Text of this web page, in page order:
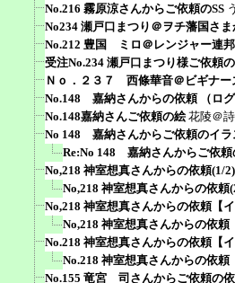
No.216 霧原涼さんからご依頼のSS
No234 瀬戸口まつり＠ヲチ藩国さ
No.212 豊国 ミロ＠レンジャー連
受注No.234 瀬戸口まつり様ご依頼
Ｎｏ．２３７ 西條華音＠ビギナー
No.148 嘉納さんからの依頼 （ログ
No.148嘉納さんご依頼の絵 花陵＠
No 148 嘉納さんからご依頼のイラ
Re:No 148 嘉納さんからご依頼
No,218 神室想真さんからの依頼(1/2)
No,218 神室想真さんからの依頼
No,218 神室想真さんからの依頼【イ
No,218 神室想真さんからの依頼
No.218 神室想真さんからの依頼【
No.218 神室想真さんからの依頼
No.155 竜宮 司さんからご依頼の